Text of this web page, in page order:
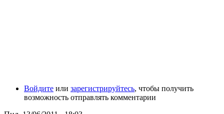
Войдите или зарегистрируйтесь, чтобы получить
возможность отправлять комментарии